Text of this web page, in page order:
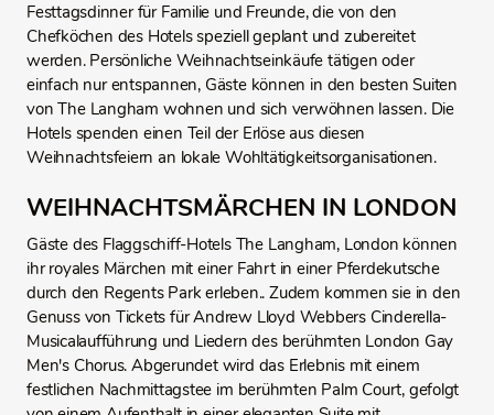
Festtagsdinner für Familie und Freunde, die von den
Chefköchen des Hotels speziell geplant und zubereitet
werden. Persönliche Weihnachtseinkäufe tätigen oder
einfach nur entspannen, Gäste können in den besten Suiten
von The Langham wohnen und sich verwöhnen lassen. Die
Hotels spenden einen Teil der Erlöse aus diesen
Weihnachtsfeiern an lokale Wohltätigkeitsorganisationen.
WEIHNACHTSMÄRCHEN IN LONDON
Gäste des Flaggschiff-Hotels The Langham, London können
ihr royales Märchen mit einer Fahrt in einer Pferdekutsche
durch den Regents Park erleben.. Zudem kommen sie in den
Genuss von Tickets für Andrew Lloyd Webbers Cinderella-
Musicalaufführung und Liedern des berühmten London Gay
Men's Chorus. Abgerundet wird das Erlebnis mit einem
festlichen Nachmittagstee im berühmten Palm Court, gefolgt